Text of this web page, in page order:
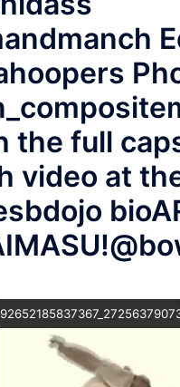
the full
video at